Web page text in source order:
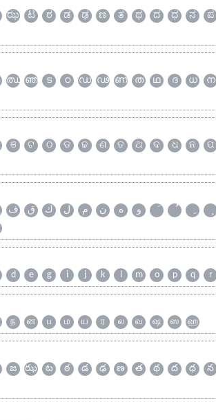
ಝ ಟ ಠ ಡ ಢ ಣ ತ ಥ ದ ಧ ನ ಪ
ഝ ഞ ട ഠ ഡ ഢ ണ ത ഥ ദ ധ ന
ଞ ଟ ଠ ଡ ଢ ଣ ତ ଥ ଦ ଧ ନ ପ
ف ق ك ل م ن ه و
d e g i j k l m o p q r
ந ன ப ம ய ர ல வ ஷ ஸ ஹ
జ ఝ ట ఠ డ ఢ ణ త థ ద ధ న